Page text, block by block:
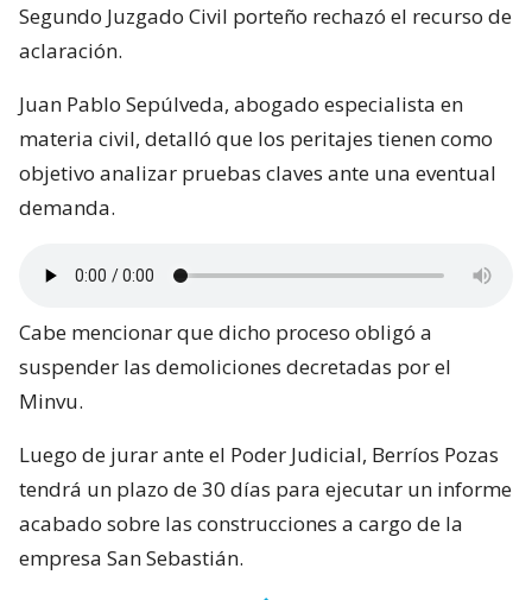
Segundo Juzgado Civil porteño rechazó el recurso de
aclaración.
Juan Pablo Sepúlveda, abogado especialista en
materia civil, detalló que los peritajes tienen como
objetivo analizar pruebas claves ante una eventual
demanda.
Cabe mencionar que dicho proceso obligó a
suspender las demoliciones decretadas por el
Minvu.
Luego de jurar ante el Poder Judicial, Berríos Pozas
tendrá un plazo de 30 días para ejecutar un informe
acabado sobre las construcciones a cargo de la
empresa San Sebastián.